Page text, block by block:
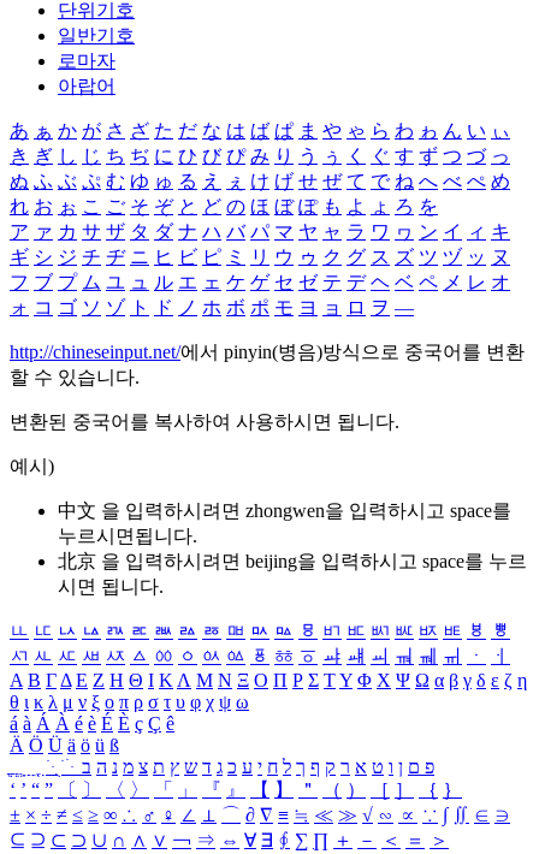
단위기호
일반기호
로마자
아랍어
あ ぁ か が さ ざ た だ な は ば ぱ ま や ゃ ら わ ゎ ん い ぃ
き ぎ し じ ち ぢ に ひ び ぴ み り う ぅ く ぐ す ず つ づ っ
ぬ ふ ぶ ぷ む ゆ ゅ る え ぇ け げ せ ぜ て で ね へ べ ぺ め
れ お ぉ こ ご そ ぞ と ど の ほ ぼ ぽ も よ ょ ろ を
ア ァ カ サ ザ タ ダ ナ ハ バ パ マ ヤ ャ ラ ワ ヮ ン イ ィ キ
ギ シ ジ チ ヂ ニ ヒ ビ ピ ミ リ ウ ゥ ク グ ス ズ ツ ヅ ッ ヌ
フ ブ プ ム ユ ュ ル エ ェ ケ ゲ セ ゼ テ デ ヘ ベ ペ メ レ オ
ォ コ ゴ ソ ゾ ト ド ノ ホ ボ ポ モ ヨ ョ ロ ヲ ―
http://chineseinput.net/에서 pinyin(병음)방식으로 중국어를 변환
할 수 있습니다.
변환된 중국어를 복사하여 사용하시면 됩니다.
예시)
中文 을 입력하시려면 zhongwen을 입력하시고 space를
누르시면됩니다.
北京 을 입력하시려면 beijing을 입력하시고 space를 누르
시면 됩니다.
ㅥ ㅦ ㅧ ㅨ ㅩ ㅪ ㅫ ㅬ ㅭ ㅮ ㅯ ㅰ ㅱ ㅲ ㅳ ㅴ ㅵ ㅶ ㅷ ㅸ
ㅹ
ㅺ ㅻ ㅼ ㅽ ㅾ ㅿ ㆀ ㆁ ㆂ ㆃ ㆄ ㆅ ㆆ ㆇ ㆈ ㆉ ㆊ ㆋ ㆌ ㆍ
ㆎ
Α Β ΓΔ Ε Ζ Η Θ Ι ΚΛ Μ Ν Ξ Ο Π Ρ Σ ΤΥ Φ Χ Ψ Ω α β γ δ ε ζ η
θ ι κ λ μ ν ξ ο π ρ σ τ υ φ χ ψ ω
á à Á À é è É È ç Ç ê
Ä Ö Ü ä ö ü ß
ִֶֹ ֻּ ׁׂ פ ם ן ו ט א ר ק ף ך ל ח י ע כ ג ד ש ץ ת צ מ נ ה ב
‘ ’ “ ” 〔 〕 〈 〉 「 」 『 』 【 】 ＂ （ ） ［ ］ ｛ ｝
± × ÷ ≠ ≤ ≥ ∞ ∴ ♂ ♀ ∠ ⊥ ⌒ ∂ ∇ ≡ ≒ ≪ ≫ √ ∽ ∝ ∵ ∫ ∬ ∈ ∋
⊆ ⊇ ⊂ ⊃ ∪ ∩ ∧ ∨ ￢ ⇒ ⇔ ∀ ∃ ∮ ∑ ∏ ＋ － ＜ ＝
＞